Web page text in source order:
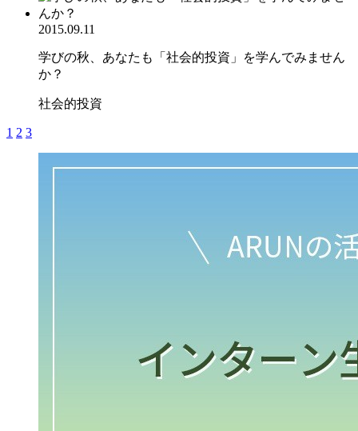
2015.09.11
学びの秋、あなたも「社会的投資」を学んでみません
か？
社会的投資
1 2 3